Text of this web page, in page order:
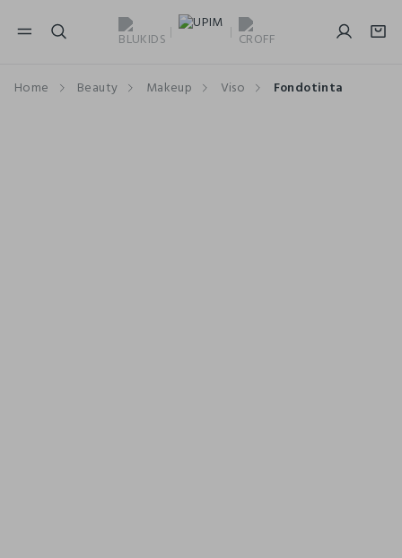
NAVIGATION.ARIA.GOTOMAINCONTENT
Home Beauty Makeup Viso Fondotinta